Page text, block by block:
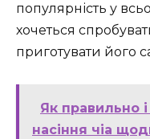
популярність у
хочеться
приготувати його
Як правильно
насіння чіа